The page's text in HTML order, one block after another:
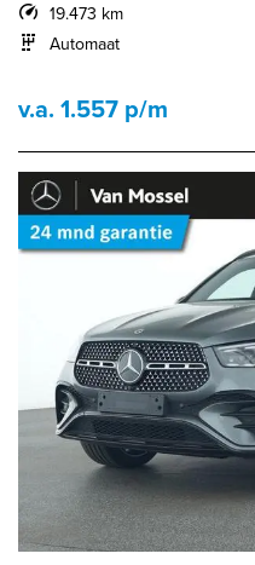
19.473 km
Automaat
v.a. 1.557 p/m